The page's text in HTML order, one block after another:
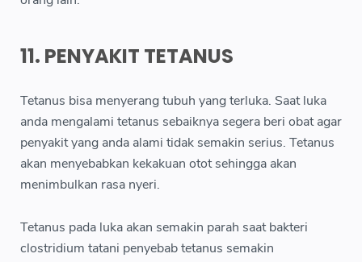
11. PENYAKIT TETANUS
Tetanus bisa menyerang tubuh yang terluka. Saat luka
anda mengalami tetanus sebaiknya segera beri obat agar
penyakit yang anda alami tidak semakin serius. Tetanus
akan menyebabkan kekakuan otot sehingga akan
menimbulkan rasa nyeri.
Tetanus pada luka akan semakin parah saat bakteri
clostridium tatani penyebab tetanus semakin